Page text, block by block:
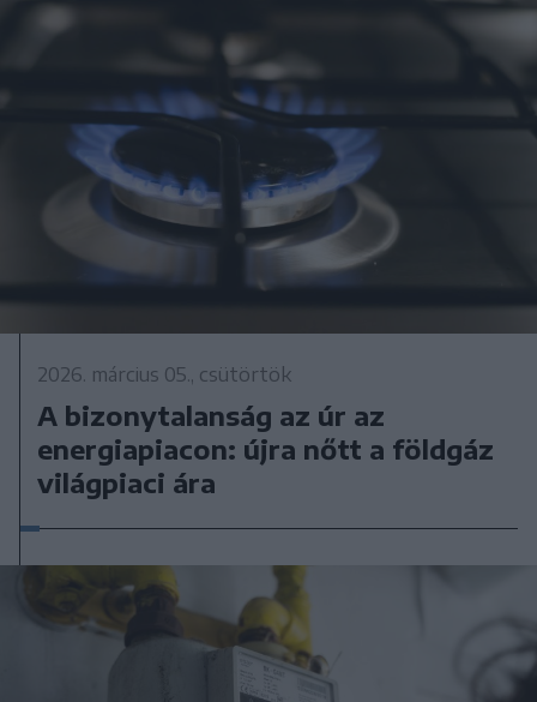
2026. március 05., csütörtök
A bizonytalanság az úr az
energiapiacon: újra nőtt a földgáz
világpiaci ára